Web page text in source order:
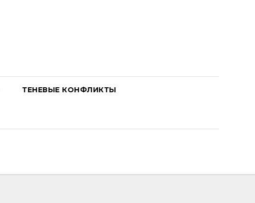
ТЕНЕВЫЕ КОНФЛИКТЫ